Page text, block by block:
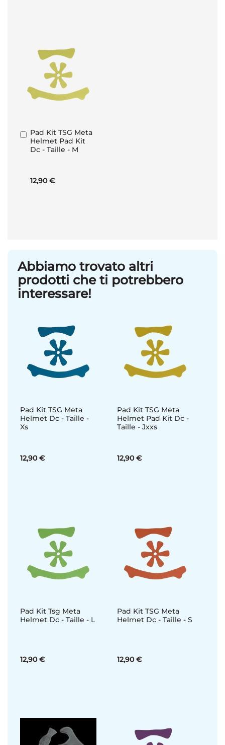
Pad Kit TSG Meta
Helmet Pad Kit
Dc - Taille - M
12,90 €
Aggiungi
al
Carrello
Abbiamo trovato altri
prodotti che ti potrebbero
interessare!
Pad Kit TSG Meta
Helmet Dc - Taille -
Xs
12,90 €
Pad Kit TSG Meta
Helmet Pad Kit Dc -
Taille - Jxxs
12,90 €
Pad Kit Tsg Meta
Helmet Dc - Taille - L
12,90 €
Pad Kit TSG Meta
Helmet Dc - Taille - S
12,90 €